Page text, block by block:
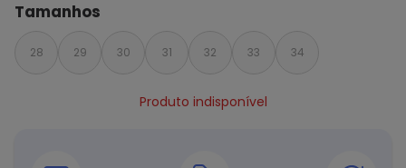
Tamanhos
28 29 30 31 32 33 34
Produto indisponível